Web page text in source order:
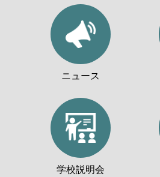
ニュース
学校説明会